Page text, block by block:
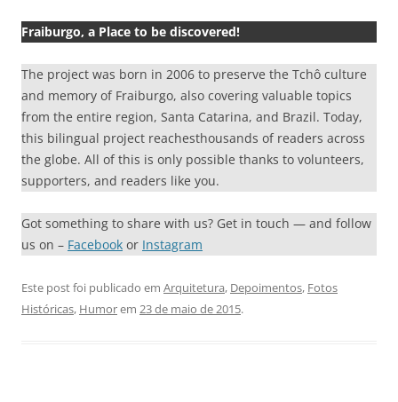
Fraiburgo, a Place to be discovered!
The project was born in 2006 to preserve the Tchô culture
and memory of Fraiburgo, also covering valuable topics
from the entire region, Santa Catarina, and Brazil. Today,
this bilingual project reachesthousands of readers across
the globe. All of this is only possible thanks to volunteers,
supporters, and readers like you.
Got something to share with us? Get in touch — and follow
us on – Facebook or Instagram
Este post foi publicado em Arquitetura, Depoimentos, Fotos
Históricas, Humorem 23 de maio de 2015.